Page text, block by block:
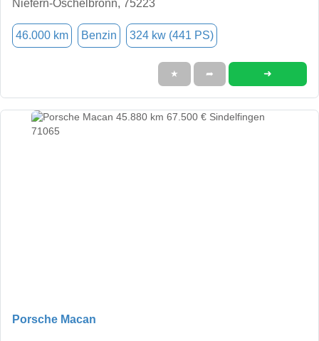
Niefern-Öschelbronn, 75223
46.000 km Benzin 324 kw (441 PS)
★ ➦ ➜
Porsche Macan